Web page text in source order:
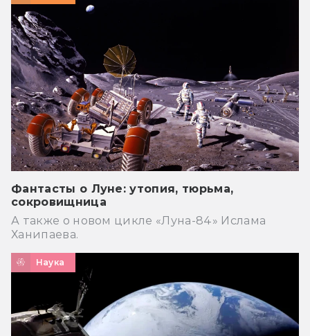
Фантасты о Луне: утопия, тюрьма,
сокровищница
А также о новом цикле «Луна-84» Ислама
Ханипаева.
Наука